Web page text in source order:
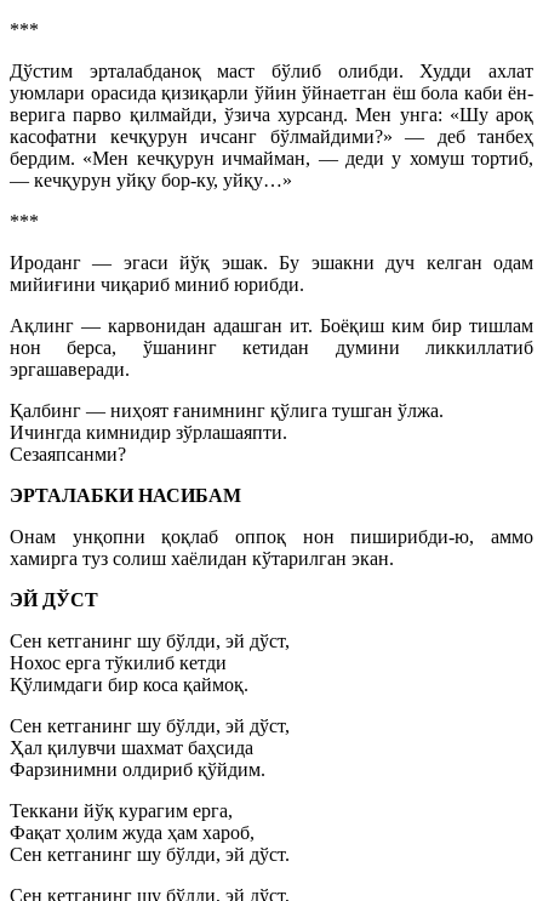
***
Дўстим эрталабданоқ маст бўлиб олибди. Худди ахлат
уюмлари орасида қизиқарли ўйин ўйнаетган ёш бола каби ён-
верига парво қилмайди, ўзича хурсанд. Мен унга: «Шу ароқ
касофатни кечқурун ичсанг бўлмайдими?» — деб танбеҳ
бердим. «Мен кечқурун ичмайман, — деди у хомуш тортиб,
— кечқурун уйқу бор-ку, уйқу…»
***
Ироданг — эгаси йўқ эшак. Бу эшакни дуч келган одам
мийиғини чиқариб миниб юрибди.
Ақлинг — карвонидан адашган ит. Боёқиш ким бир тишлам
нон берса, ўшанинг кетидан думини ликкиллатиб
эргашаверади.
Қалбинг — ниҳоят ғанимнинг қўлига тушган ўлжа.
Ичингда кимнидир зўрлашаяпти.
Сезаяпсанми?
ЭРТАЛАБКИ НАСИБАМ
Онам унқопни қоқлаб оппоқ нон пиширибди-ю, аммо
хамирга туз солиш хаёлидан кўтарилган экан.
ЭЙ ДЎСТ
Сен кетганинг шу бўлди, эй дўст,
Нохос ерга тўкилиб кетди
Қўлимдаги бир коса қаймоқ.
Сен кетганинг шу бўлди, эй дўст,
Ҳал қилувчи шахмат баҳсида
Фарзинимни олдириб қўйдим.
Теккани йўқ курагим ерга,
Фақат ҳолим жуда ҳам хароб,
Сен кетганинг шу бўлди, эй дўст.
Сен кетганинг шу бўлди, эй дўст,